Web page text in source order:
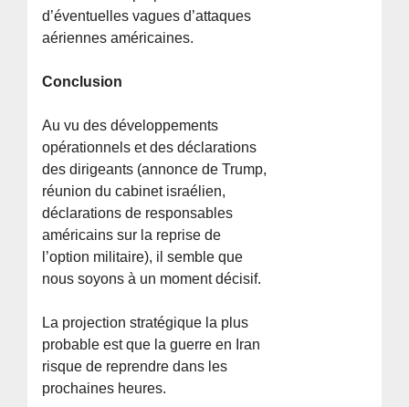
d’éventuelles vagues d’attaques
aériennes américaines.
Conclusion
Au vu des développements
opérationnels et des déclarations
des dirigeants (annonce de Trump,
réunion du cabinet israélien,
déclarations de responsables
américains sur la reprise de
l’option militaire), il semble que
nous soyons à un moment décisif.
La projection stratégique la plus
probable est que la guerre en Iran
risque de reprendre dans les
prochaines heures.